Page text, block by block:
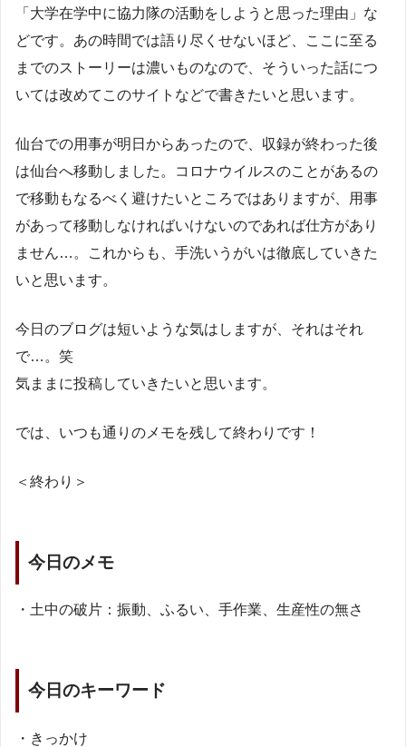
「大学在学中に協力隊の活動をしようと思った理由」な
どです。あの時間では語り尽くせないほど、ここに至る
までのストーリーは濃いものなので、そういった話につ
いては改めてこのサイトなどで書きたいと思います。
仙台での用事が明日からあったので、収録が終わった後
は仙台へ移動しました。コロナウイルスのことがあるの
で移動もなるべく避けたいところではありますが、用事
があって移動しなければいけないのであれば仕方があり
ません…。これからも、手洗いうがいは徹底していきた
いと思います。
今日のブログは短いような気はしますが、それはそれ
で…。笑
気ままに投稿していきたいと思います。
では、いつも通りのメモを残して終わりです！
＜終わり＞
今日のメモ
・土中の破片：振動、ふるい、手作業、生産性の無さ
今日のキーワード
・きっかけ